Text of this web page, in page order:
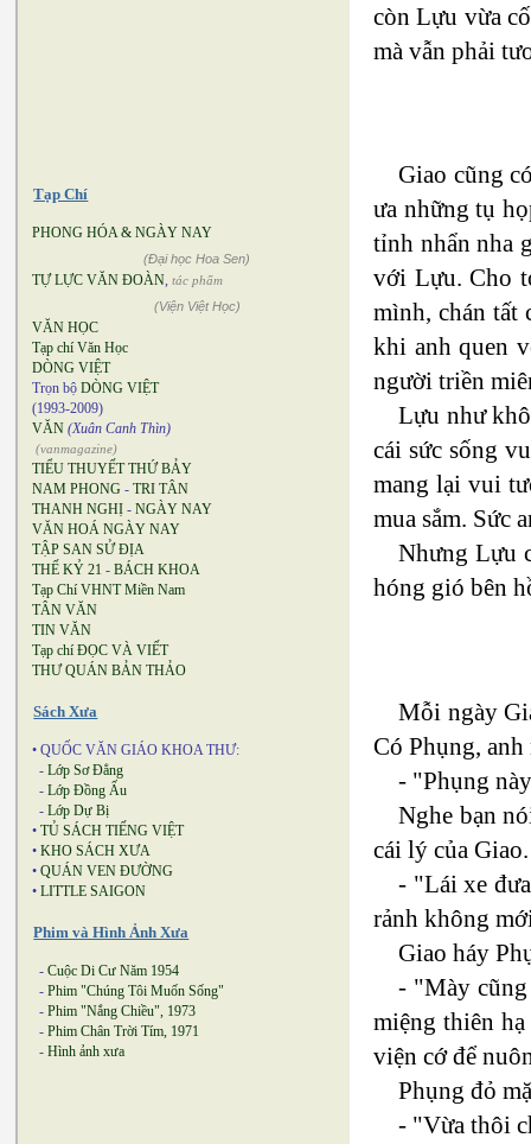
Tạp Chí
PHONG HÓA & NGÀY NAY
(Đại học Hoa Sen)
TỰ LỰC VĂN ĐOÀN, tác phẩm
(Viện Việt Học)
VĂN HỌC
Tạp chí Văn Học
DÒNG VIỆT
Trọn bộ DÒNG VIỆT
(1993-2009)
VĂN (Xuân Canh Thìn)
(vanmagazine)
TIỂU THUYẾT THỨ BẢY
NAM PHONG - TRI TÂN
THANH NGHỊ - NGÀY NAY
VĂN HOÁ NGÀY NAY
TẬP SAN SỬ ĐỊA
THẾ KỶ 21 - BÁCH KHOA
Tạp Chí VHNT Miền Nam
TÂN VĂN
TIN VĂN
Tạp chí ĐỌC VÀ VIẾT
THƯ QUÁN BẢN THẢO
Sách Xưa
• QUỐC VĂN GIÁO KHOA THƯ:
- Lớp Sơ Đẳng
- Lớp Đồng Ấu
- Lớp Dự Bị
• TỦ SÁCH TIẾNG VIỆT
• KHO SÁCH XƯA
• QUÁN VEN ĐƯỜNG
• LITTLE SAIGON
Phim và Hình Ảnh Xưa
- Cuộc Di Cư Năm 1954
- Phim "Chúng Tôi Muốn Sống"
- Phim "Nắng Chiều", 1973
- Phim Chân Trời Tím, 1971
- Hình ảnh xưa
còn Lựu vừa
mà vẫn phải
Giao cũng
ưa những tụ
tỉnh nhẩn nha
với Lựu. Cho
mình, chán tất
khi anh quen
người triền
Lựu như
cái sức sống
mang lại vui
mua sắm. Sức
Nhưng Lựu
hóng gió bên
Mỗi ngày
Có Phụng,
- "Phụng
Nghe bạn
cái lý của
- "Lái xe
rảnh không
Giao háy
- "Mày
miệng thiên
viện cớ để
Phụng đỏ
- "Vừa thôi